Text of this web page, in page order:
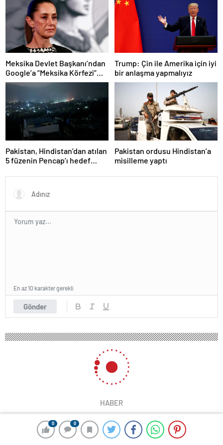
0 0
Meksika Devlet Başkanı’ndan
Google’a “Meksika Körfezi”
davası
Trump: Çin ile Amerika için iyi
bir anlaşma yapmalıyız
Pakistan, Hindistan’dan atılan
5 füzenin Pencap’ı hedef
Pakistan ordusu Hindistan’a
misilleme yaptı
Gönder
En az 10 karakter gerekli
HABER